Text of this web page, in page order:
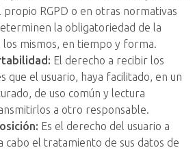
RGPD o en otras normativas
la obligatoriedad de la
los mismos, en tiempo y forma.
El derecho a recibir los
que el usuario, haya facilitado, en un
de uso común y lectura
a otro responsable.
Es el derecho del usuario a
cabo el tratamiento de sus datos de